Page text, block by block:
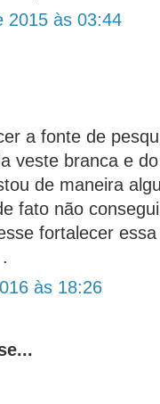
2015 às 03:44
a fonte de
veste branca e
de maneira
fato não
fortalecer
às 18:26